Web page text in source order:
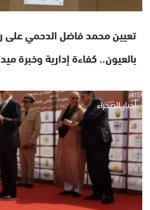
تعيين محمد فاضل الدحمي على
بالعيون.. كفاءة إدارية وخبرة
أخبار الصحراء